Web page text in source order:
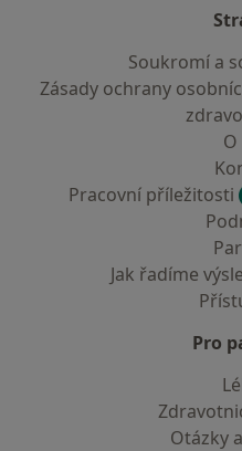
Soukromí a
Zásady ochrany
O
Pracovní příležitosti
Jak řadíme
Pro
Otázky